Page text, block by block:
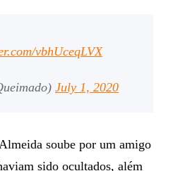
vbhUceqLVX
July 1, 2020
soube por um amigo
sido ocultados, além